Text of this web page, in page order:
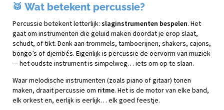
🥁 Wat betekent percussie?
Percussie betekent letterlijk: slaginstrumenten bespelen. Het
gaat om instrumenten die geluid maken doordat je erop slaat,
schudt, of tikt. Denk aan trommels, tamboerijnen, shakers, cajons,
bongo’s of djembés. Eigenlijk is percussie de oervorm van muziek
— het oudste instrument is simpelweg… iets om op te slaan.
Waar melodische instrumenten (zoals piano of gitaar) tonen
maken, draait percussie om ritme. Het is de motor van elke band,
elk orkest en, eerlijk is eerlijk… elk goed feestje.